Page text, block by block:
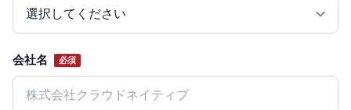
会社名 必須